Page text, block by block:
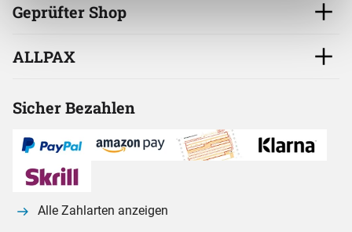
Geprüfter Shop
ALLPAX
Sicher Bezahlen
Alle Zahlarten anzeigen